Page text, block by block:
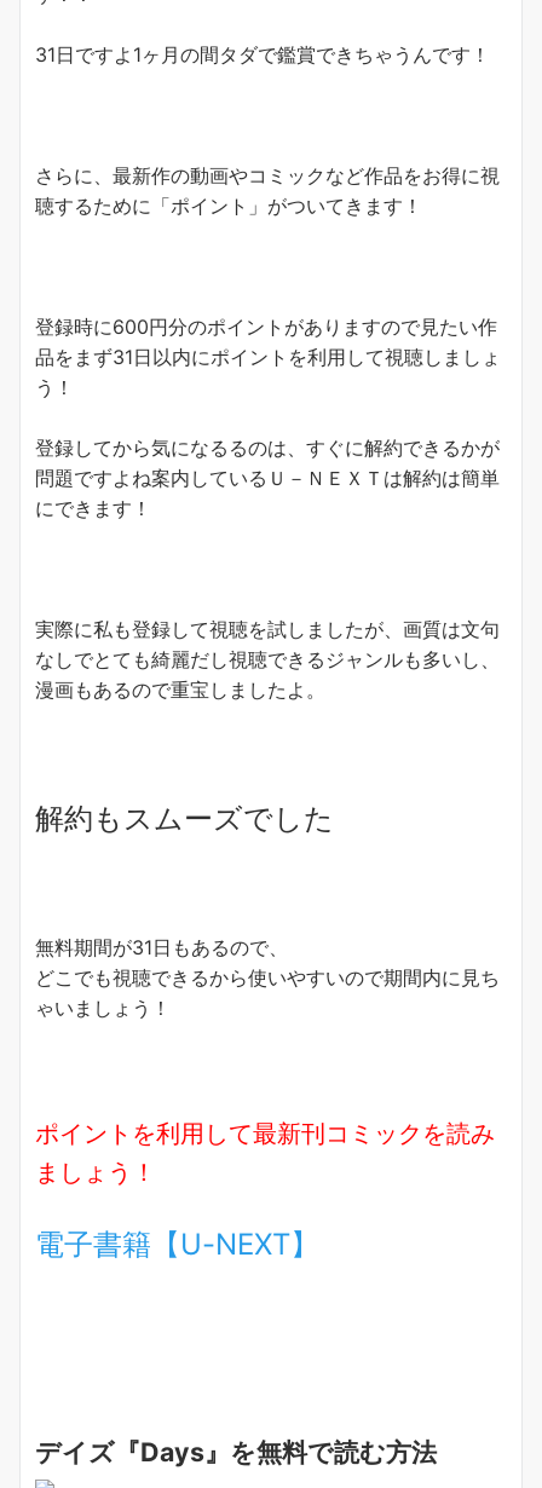
31日ですよ1ヶ月の間タダで鑑賞できちゃうんです！
さらに、最新作の動画やコミックなど作品をお得に視
聴するために「ポイント 」がついてきます！
登録時に600円分のポイントがありますので見たい作
品をまず31日以内にポイントを利用して視聴しましょ
う！
登録してから気になるるのは、すぐに解約できるかが
問題ですよね案内しているＵ－ＮＥＸＴは解約は簡単
にできます！
実際に私も登録して視聴を試しましたが、画質は文句
なしでとても綺麗だし視聴できるジャンルも多いし、
漫画もあるので重宝しましたよ。
解約もスムーズでした
無料期間が31日もあるので、
どこでも視聴できるから使いやすいので期間内に見ち
ゃいましょう！
ポイントを利用して最新刊コミックを読み
ましょう！
電子書籍【U-NEXT】
デイズ『Days』を無料で読む方法